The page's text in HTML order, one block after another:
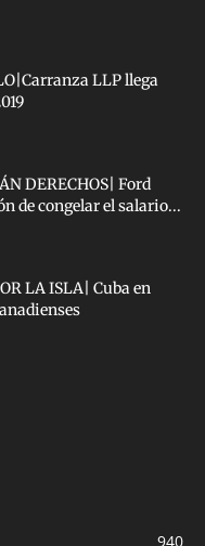
LLP llega
DERECHOS| Ford
de congelar el salario...
LA ISLA| Cuba en
940